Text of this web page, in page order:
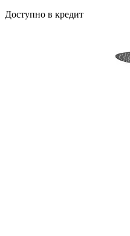
Доступно в кредит